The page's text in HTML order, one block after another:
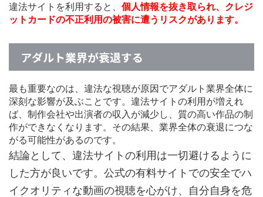
違法サイトを利用すると、 個人情報を抜き取られ、クレジ
ットカードの不正利用の被害に遭うリスクがあります。
アダルト業界が衰退する
最も重要なのは、違法な視聴が原因でアダルト業界全体に
深刻な影響が及ぶことです。違法サイトの利用が増えれ
ば、制作会社や出演者の収入が減少し、質の高い作品の制
作ができなくなります。その結果、業界全体の衰退につな
がる可能性があるのです。
結論として、違法サイトの利用は一切避けるように
した方が良いです。公式の有料サイトでの安全でハ
イクオリティな動画の視聴を心がけ、自分自身を危